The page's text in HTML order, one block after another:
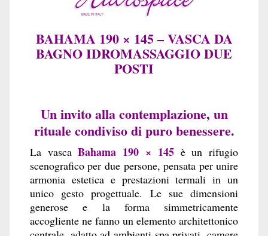
BAHAMA 190 × 145 – VASCA DA
BAGNO IDROMASSAGGIO DUE
POSTI
Un invito alla contemplazione, un
rituale condiviso di puro benessere.
La vascaBahama 190 × 145è un rifugio
scenografico per due persone, pensata per unire
armonia estetica e prestazioni termali in un
unico gesto progettuale. Le sue dimensioni
generose e la forma simmetricamente
accogliente ne fanno un elemento architettonico